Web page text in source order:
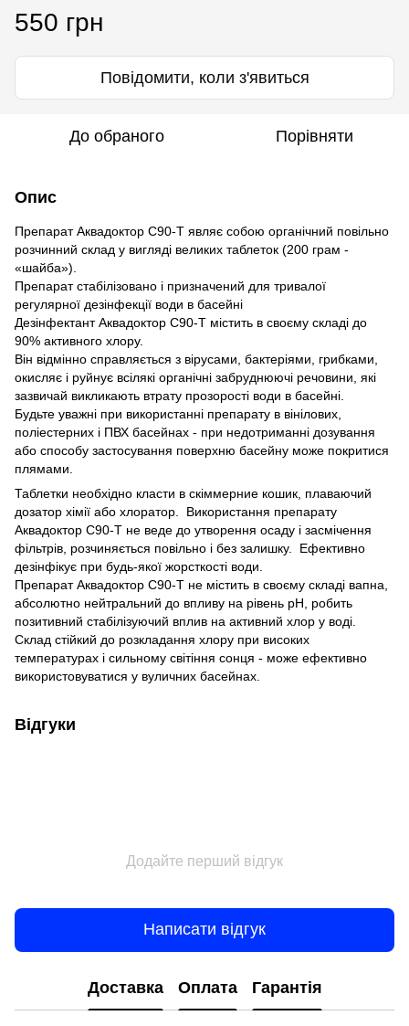
550 грн
Повідомити, коли з'явиться
До обраного Порівняти
Опис
Препарат Аквадоктор С90-Т являє собою органічний повільно
розчинний склад у вигляді великих таблеток (200 грам -
«шайба»).
Препарат стабілізовано і призначений для тривалої
регулярної дезінфекції води в басейні
Дезінфектант Аквадоктор С90-Т містить в своєму складі до
90% активного хлору.
Він відмінно справляється з вірусами, бактеріями, грибками,
окисляє і руйнує всілякі органічні забруднюючі речовини, які
зазвичай викликають втрату прозорості води в басейні.
Будьте уважні при використанні препарату в вінілових,
поліестерних і ПВХ басейнах - при недотриманні дозування
або способу застосування поверхню басейну може покритися
плямами.
Таблетки необхідно класти в скіммерние кошик, плаваючий
дозатор хімії або хлоратор. Використання препарату
Аквадоктор С90-Т не веде до утворення осаду і засмічення
фільтрів, розчиняється повільно і без залишку. Ефективно
дезінфікує при будь-якої жорсткості води.
Препарат Аквадоктор С90-Т не містить в своєму складі вапна,
абсолютно нейтральний до впливу на рівень рН, робить
позитивний стабілізуючий вплив на активний хлор у воді.
Склад стійкий до розкладання хлору при високих
температурах і сильному світіння сонця - може ефективно
використовуватися у вуличних басейнах.
Відгуки
Додайте перший відгук
Написати відгук
Доставка Оплата Гарантія